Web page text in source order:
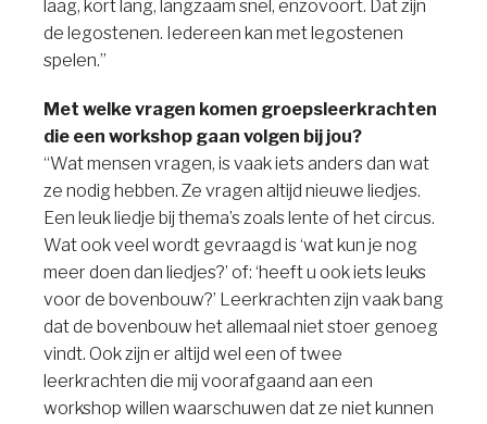
laag, kort lang, langzaam snel, enzovoort. Dat zijn
de legostenen. Iedereen kan met legostenen
spelen.”
Met welke vragen komen groepsleerkrachten
die een workshop gaan volgen bij jou?
“Wat mensen vragen, is vaak iets anders dan wat
ze nodig hebben. Ze vragen altijd nieuwe liedjes.
Een leuk liedje bij thema’s zoals lente of het circus.
Wat ook veel wordt gevraagd is ‘wat kun je nog
meer doen dan liedjes?’ of: ‘heeft u ook iets leuks
voor de bovenbouw?’ Leerkrachten zijn vaak bang
dat de bovenbouw het allemaal niet stoer genoeg
vindt. Ook zijn er altijd wel een of twee
leerkrachten die mij voorafgaand aan een
workshop willen waarschuwen dat ze niet kunnen